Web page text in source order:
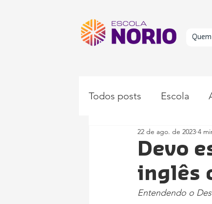
Todos posts Escola
Educação
Devo
inglês
22 de ago. de 2023 4
Entendendo o